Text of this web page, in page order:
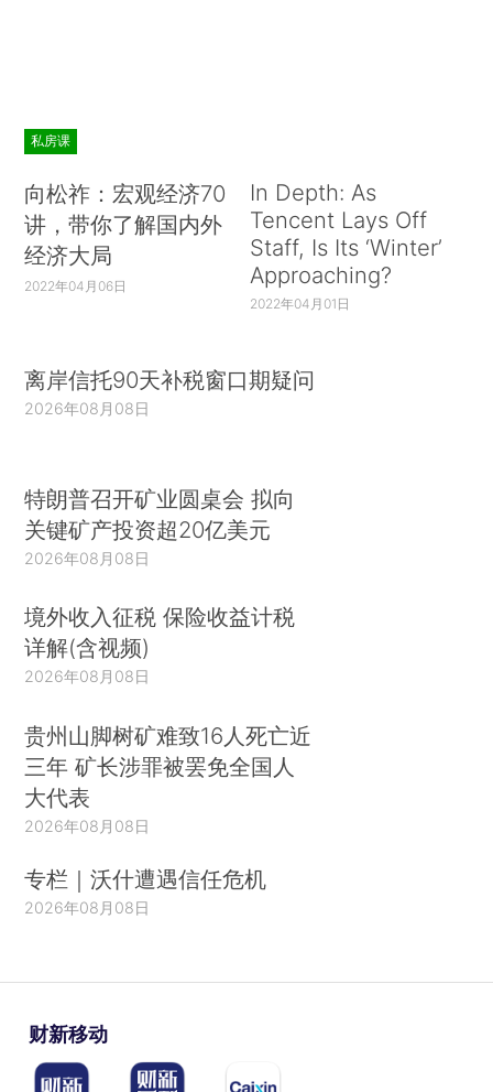
私房课
向松祚：宏观经济70
讲，带你了解国内外
经济大局
2022年04月06日
In Depth: As
Tencent Lays Off
Staff, Is Its ‘Winter’
Approaching?
2022年04月01日
离岸信托90天补税窗口期疑问
2026年08月08日
特朗普召开矿业圆桌会 拟向
关键矿产投资超20亿美元
2026年08月08日
境外收入征税 保险收益计税
详解(含视频)
2026年08月08日
贵州山脚树矿难致16人死亡近
三年 矿长涉罪被罢免全国人
大代表
2026年08月08日
专栏｜沃什遭遇信任危机
2026年08月08日
财新移动